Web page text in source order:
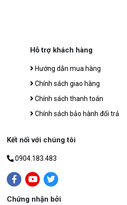
Hỗ trợ khách hàng
Hướng dẫn mua hàng
Chính sách giao hàng
Chính sách thanh toán
Chính sách bảo hành đổi trả
Kết nối với chúng tôi
0904.183.483
Chứng nhận bởi